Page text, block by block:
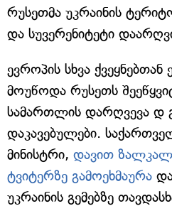
რუსეთმა უკრაინის
და სუვერენიტეტი
ევროპის სხვა
მოუწოდა რუსეთს
სამართლის დარღვევა დ
დაკავებულები.
მინისტრი, დავით
ტვიტერზე გამოეხმაურა
უკრაინის გემებზე